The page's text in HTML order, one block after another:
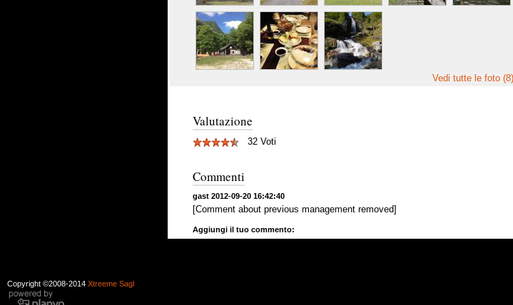
Vedi tutte le foto (8)
Valutazione
32 Voti
Commenti
gast 2012-09-20 16:42:40
[Comment about previous management removed]
Aggiungi il tuo commento:
Copyright ©2008-2014 Xtreeme Sagl